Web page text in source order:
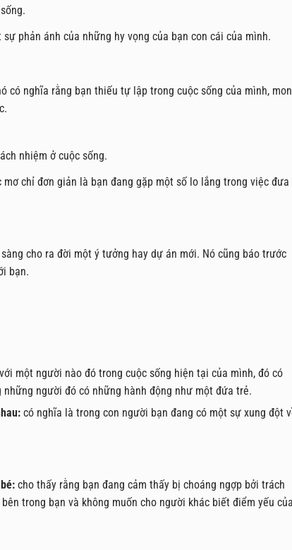
sự phản ánh của những hy vọng của bạn con cái của mình.
có nghĩa rằng bạn thiếu tự lập trong cuộc sống của mình,
nhiệm ở cuộc sống.
mơ chỉ đơn giản là bạn đang gặp một số lo lắng trong việc đưa
cho ra đời một ý tưởng hay dự án mới. Nó cũng báo trước
bạn.
một người nào đó trong cuộc sống hiện tại của mình, đó có
người đó có những hành động như một đứa trẻ.
có nghĩa là trong con người bạn đang có một sự xung đột
cho thấy rằng bạn đang cảm thấy bị choáng ngợp bởi trách
trong bạn và không muốn cho người khác biết điểm yếu